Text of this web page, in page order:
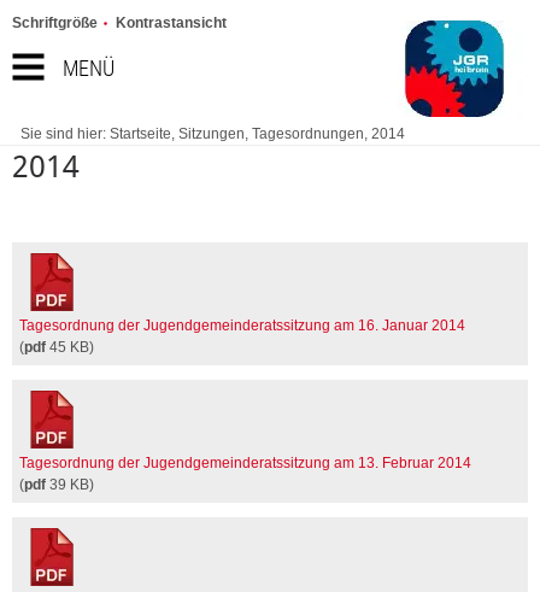
MENÜ
Schriftgröße Kontrastansicht
Sie sind hier: Startseite, Sitzungen, Tagesordnungen, 2014
2014
Tagesordnung der Jugendgemeinderatssitzung am 16. Januar 2014
(pdf 45 KB)
Tagesordnung der Jugendgemeinderatssitzung am 13. Februar 2014
(pdf 39 KB)